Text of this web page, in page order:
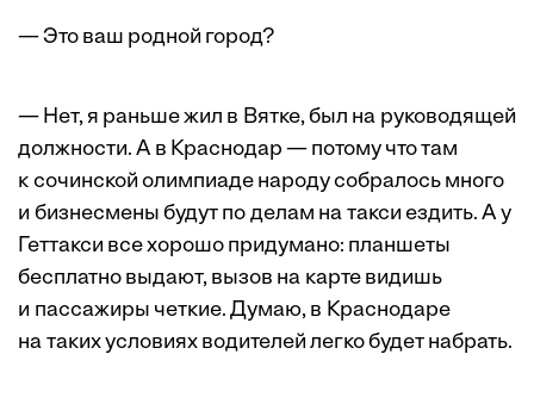
— Это ваш родной город?
— Нет, я раньше жил в Вятке, был на руководящей
должности. А в Краснодар — потому что там
к сочинской олимпиаде народу собралось много
и бизнесмены будут по делам на такси ездить. А у
Геттакси все хорошо придумано: планшеты
бесплатно выдают, вызов на карте видишь
и пассажиры четкие. Думаю, в Краснодаре
на таких условиях водителей легко будет набрать.